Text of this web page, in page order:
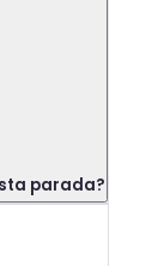
parada?